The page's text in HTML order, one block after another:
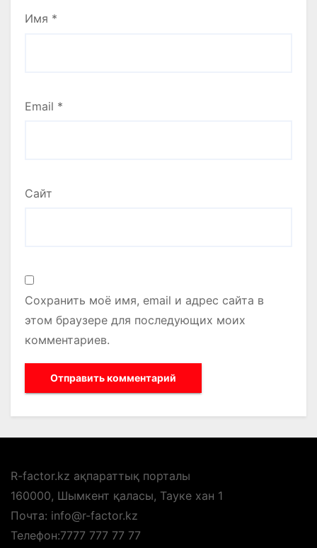
Имя *
Email *
Сайт
Сохранить моё имя, email и адрес сайта в
этом браузере для последующих моих
комментариев.
R-factor.kz ақпараттық порталы
160000, Шымкент қаласы, Тауке хан 1
Почта: info@r-factor.kz
Телефон:7777 777 77 77